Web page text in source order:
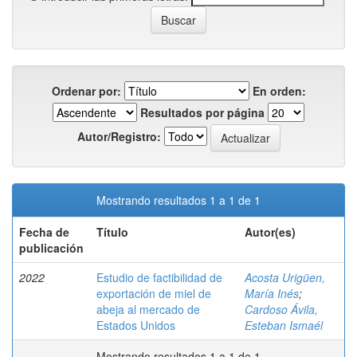
Ordenar por:
En orden:
Resultados por página
Autor/Registro:
Mostrando resultados 1 a 1 de 1
Fecha de
publicación
Título Autor(es)
2022
Estudio de factibilidad de
exportación de miel de
abeja al mercado de
Estados Unidos
Acosta Urigüen,
María Inés;
Cardoso Ávila,
Esteban Ismaél